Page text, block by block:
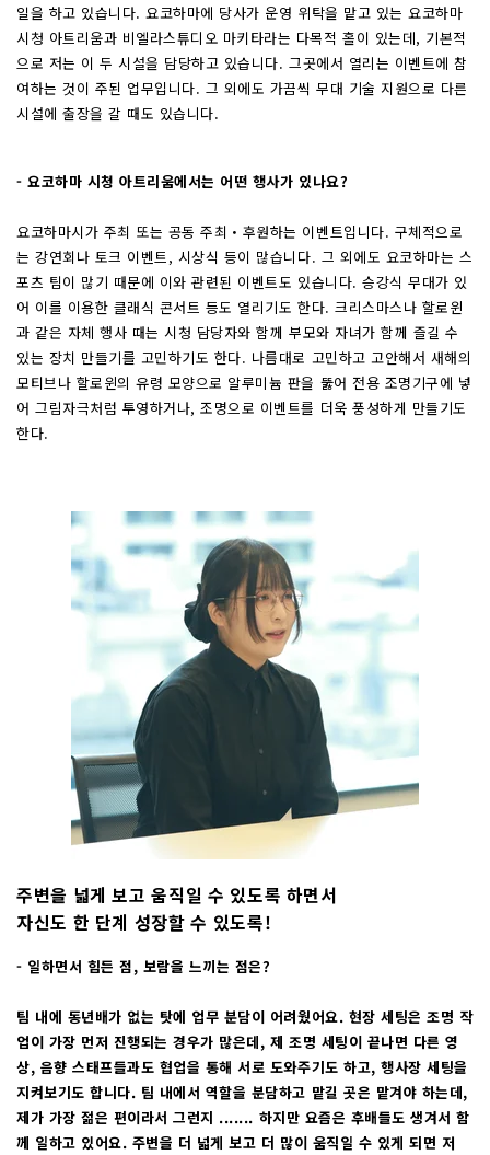
일을 하고 있습니다. 요코하마에 당사가 운영 위탁을 맡고 있는 요코하마
시청 아트리움과 비엘라스튜디오 마키타라는 다목적 홀이 있는데, 기본적
으로 저는 이 두 시설을 담당하고 있습니다. 그곳에서 열리는 이벤트에 참
여하는 것이 주된 업무입니다. 그 외에도 가끔씩 무대 기술 지원으로 다른
시설에 출장을 갈 때도 있습니다.
- 요코하마 시청 아트리움에서는 어떤 행사가 있나요?
요코하마시가 주최 또는 공동 주최・후원하는 이벤트입니다. 구체적으로
는 강연회나 토크 이벤트, 시상식 등이 많습니다. 그 외에도 요코하마는 스
포츠 팀이 많기 때문에 이와 관련된 이벤트도 있습니다. 승강식 무대가 있
어 이를 이용한 클래식 콘서트 등도 열리기도 한다. 크리스마스나 할로윈
과 같은 자체 행사 때는 시청 담당자와 함께 부모와 자녀가 함께 즐길 수
있는 장치 만들기를 고민하기도 한다. 나름대로 고민하고 고안해서 새해의
모티브나 할로윈의 유령 모양으로 알루미늄 판을 뚫어 전용 조명기구에 넣
어 그림자극처럼 투영하거나, 조명으로 이벤트를 더욱 풍성하게 만들기도
한다.
주변을 넓게 보고 움직일 수 있도록 하면서
자신도 한 단계 성장할 수 있도록!
- 일하면서 힘든 점, 보람을 느끼는 점은?
팀 내에 동년배가 없는 탓에 업무 분담이 어려웠어요. 현장 세팅은 조명 작
업이 가장 먼저 진행되는 경우가 많은데, 제 조명 세팅이 끝나면 다른 영
상, 음향 스태프들과도 협업을 통해 서로 도와주기도 하고, 행사장 세팅을
지켜보기도 합니다. 팀 내에서 역할을 분담하고 맡길 곳은 맡겨야 하는데,
제가 가장 젊은 편이라서 그런지 ....... 하지만 요즘은 후배들도 생겨서 함
께 일하고 있어요. 주변을 더 넓게 보고 더 많이 움직일 수 있게 되면 저